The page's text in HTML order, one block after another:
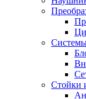
Стойки